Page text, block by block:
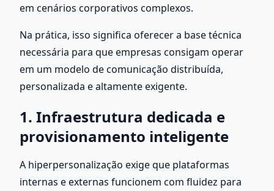
em cenários corporativos complexos.
Na prática, isso significa oferecer a base técnica
necessária para que empresas consigam operar
em um modelo de comunicação distribuída,
personalizada e altamente exigente.
1. Infraestrutura dedicada e
provisionamento inteligente
A hiperpersonalização exige que plataformas
internas e externas funcionem com fluidez para